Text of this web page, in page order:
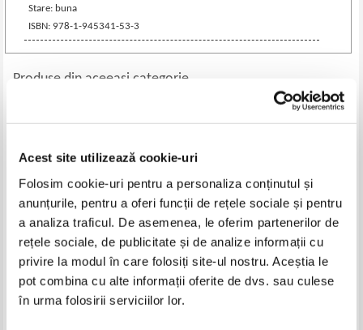
Acest site utilizează cookie-uri
Folosim cookie-uri pentru a personaliza conținutul și
anunțurile, pentru a oferi funcții de rețele sociale și pentru
a analiza traficul. De asemenea, le oferim partenerilor de
rețele sociale, de publicitate și de analize informații cu
privire la modul în care folosiți site-ul nostru. Aceștia le
pot combina cu alte informații oferite de dvs. sau culese
în urma folosirii serviciilor lor.
Stare: buna
ISBN: 978-1-945341-53-3
Produse din aceeasi categorie
Stephen King - 22/11/63
Larry L. Watts - With friends like